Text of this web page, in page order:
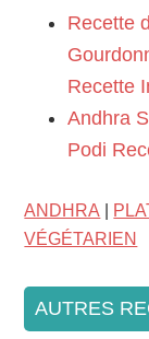
Recette
Recette
Andhra
Podi
ANDHRA
VÉGÉTARIEN
AUTRES